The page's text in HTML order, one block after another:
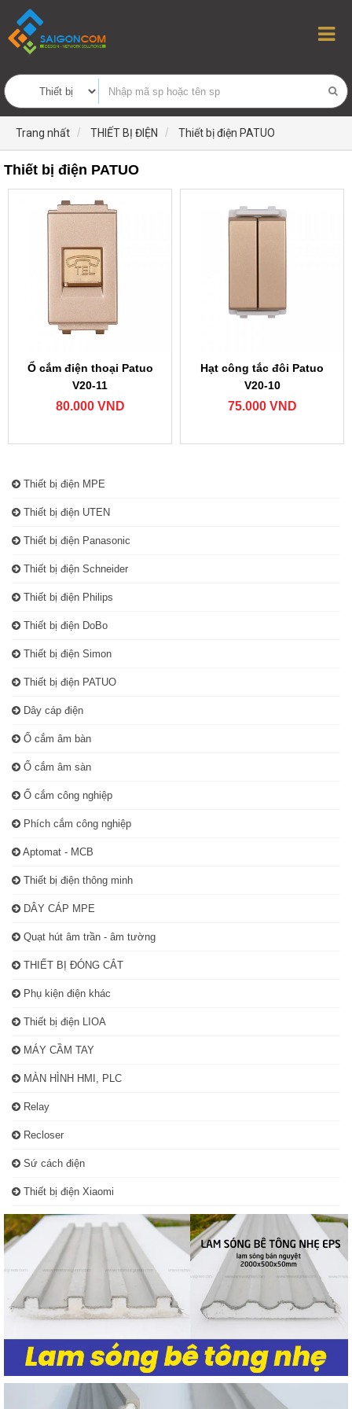
Trang nhất THIẾT BỊ ĐIỆN Thiết bị điện PATUO
Thiết bị điện PATUO
Ổ cắm điện thoại Patuo
V20-11
80.000 VND
Hạt công tắc đôi Patuo
V20-10
75.000 VND
Thiết bị điện MPE
Thiết bị điện UTEN
Thiết bị điện Panasonic
Thiết bị điện Schneider
Thiết bị điện Philips
Thiết bị điện DoBo
Thiết bị điện Simon
Thiết bị điện PATUO
Dây cáp điện
Ổ cắm âm bàn
Ổ cắm âm sàn
Ổ cắm công nghiệp
Phích cắm công nghiệp
Aptomat - MCB
Thiết bị điện thông minh
DÂY CÁP MPE
Quạt hút âm trần - âm tường
THIẾT BỊ ĐÓNG CẮT
Phụ kiện điện khác
Thiết bị điện LIOA
MÁY CẦM TAY
MÀN HÌNH HMI, PLC
Relay
Recloser
Sứ cách điện
Thiết bị điện Xiaomi